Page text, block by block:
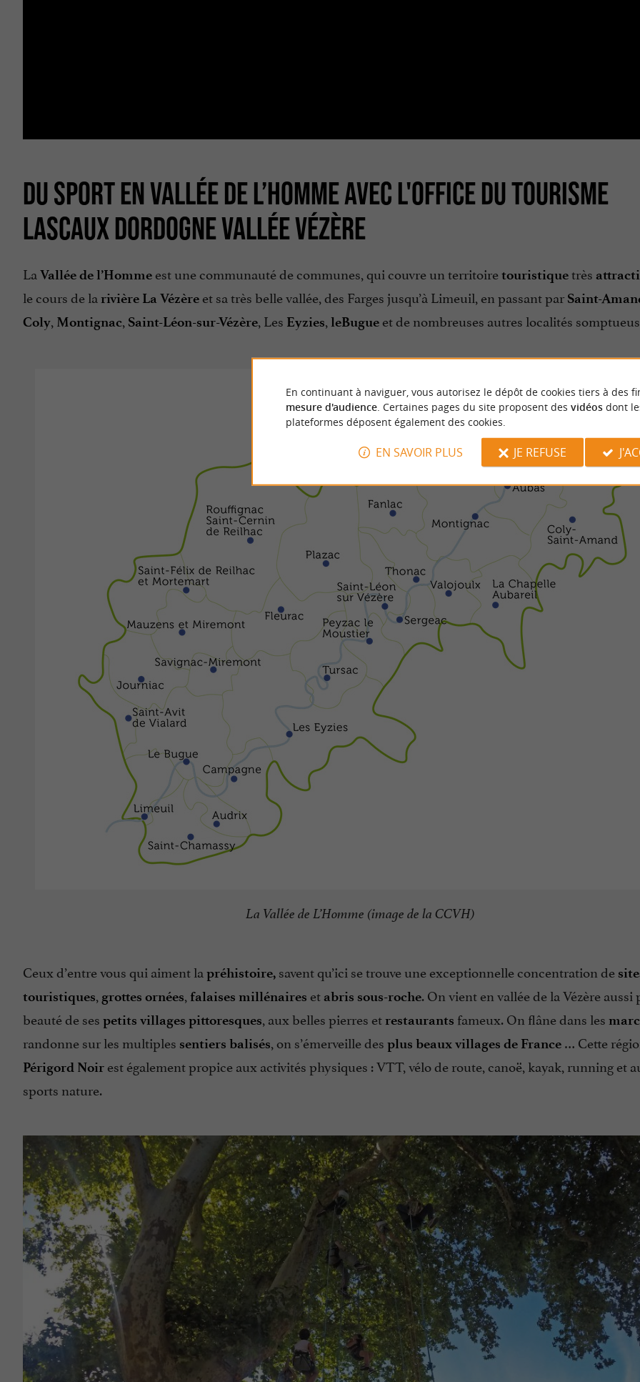
DU SPORT EN VALLÉE DE L’HOMME AVEC L'OFFICE DU TOURISME
LASCAUX DORDOGNE VALLÉE VÉZÈRE
La Vallée de l’Homme est une communauté de communes, qui couvre un territoiretouristiquetrès
le cours de la rivière La Vézère et sa très belle vallée, des Farges jusqu’à Limeuil, en passant par Saint-
Coly Montignac Saint-Léon-sur-Vézère , Les Eyzies leBugue et de nombreuses autres localités
La Vallée de L’Homme (image de la CCVH)
Ceux d’entre vous qui aiment la préhistoire, savent qu’ici se trouve une exceptionnelle concentration de
touristiques grottes ornées falaises millénaires et abris sous-roche. On vient en vallée de la Vézère aussi
beauté de ses petits villages pittoresques , aux belles pierres et restaurants fameux. On flâne dans les
randonne sur les multiples sentiers balisés , on s’émerveille des plus beaux villages de France … Cette
Périgord Noir est également propice aux activités physiques : VTT, vélo de route, canoë, kayak, running et
sports nature.
En continuant à naviguer, vous autorisez le dépôt de cookies tiers à des
mesure d'audience. Certaines pages du site proposent des vidéosdont
plateformes déposent également des cookies.
EN SAVOIR PLUS JE REFUSE